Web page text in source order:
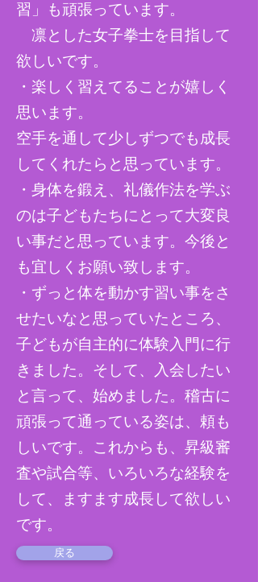
習」も頑張っています。
凛とした女子拳士を目指して
欲しいです。
・楽しく習えてることが嬉しく
思います。
空手を通して少しずつでも成長
してくれたらと思っています。
​・身体を鍛え、礼儀作法を学ぶ
のは子どもたちにとって大変良
い事だと思っています。今後と
も宜しくお願い致します。
​・ずっと体を動かす習い事をさ
せたいなと思っていたところ、
子どもが自主的に体験入門に行
きました。そして、入会したい
と言って、始めました。稽古に
頑張って通っている姿は、頼も
しいです。これからも、昇級審
査や試合等、いろいろな経験を
して、ますます成長して欲しい
です。
戻る